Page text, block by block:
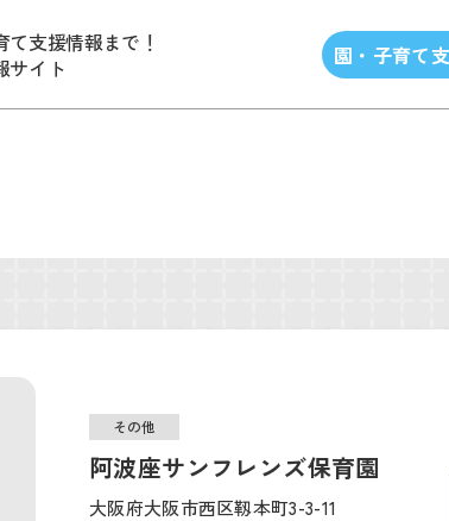
支援情報まで！
サイト
園・子育て
阿波座サンフレンズ保育園
その他
大阪府大阪市西区靱本町3-3-11